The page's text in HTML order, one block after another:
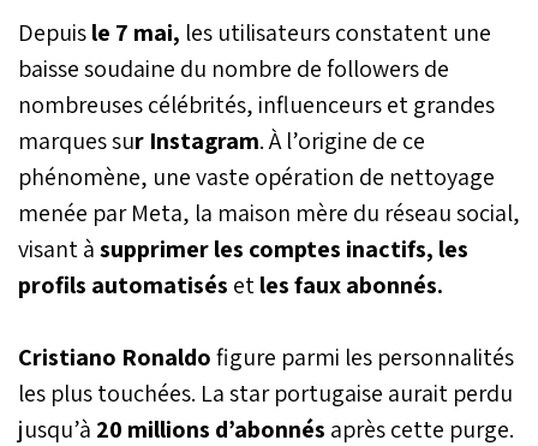
Depuisle 7 mai, les utilisateurs constatent une
baisse soudaine du nombre de followers de
nombreuses célébrités, influenceurs et grandes
marques sur Instagram. À l’origine de ce
phénomène, une vaste opération de nettoyage
menée par Meta, la maison mère du réseau social,
visant àsupprimer les comptes inactifs, les
profils automatisés etles faux abonnés.
Cristiano Ronaldofigure parmi les personnalités
les plus touchées. La star portugaise aurait perdu
jusqu’à 20 millions d’abonnés après cette purge.